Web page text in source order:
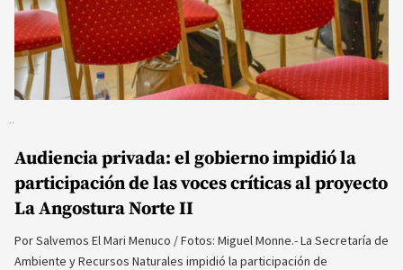
Audiencia privada: el gobierno impidió la
participación de las voces críticas al proyecto
La Angostura Norte II
Por Salvemos El Mari Menuco / Fotos: Miguel Monne.- La Secretaría de
Ambiente y Recursos Naturales impidió la participación de